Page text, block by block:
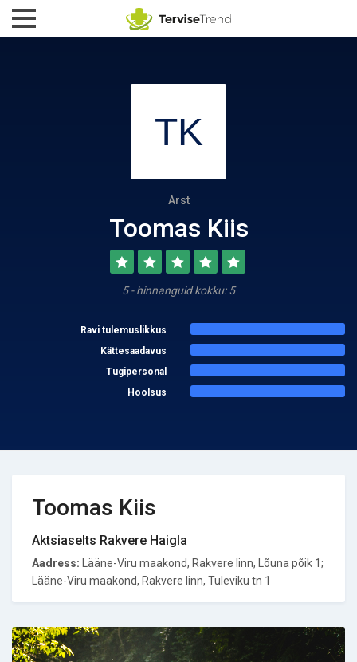
Arst
Toomas Kiis
5 - hinnanguid kokku: 5
Ravi tulemuslikkus
Kättesaadavus
Tugipersonal
Hoolsus
Toomas Kiis
Aktsiaselts Rakvere Haigla
Aadress: Lääne-Viru maakond, Rakvere linn, Lõuna põik 1;
Lääne-Viru maakond, Rakvere linn, Tuleviku tn 1